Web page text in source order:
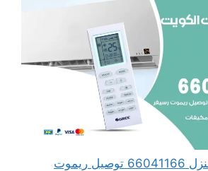
توصيل ريموت للمنزل 66041166 توصيل ريموت